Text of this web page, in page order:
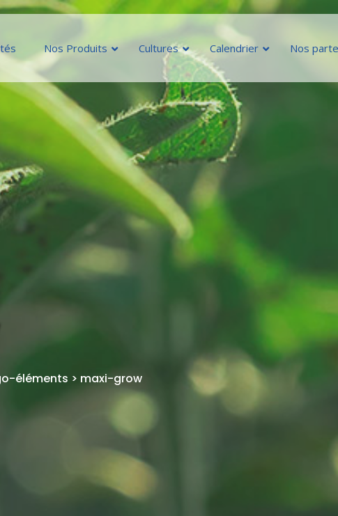
Nos Produits
Engrais liquide
FERTI TOP
CATS
KTS
THIO-SUL
Cultures Calendrier Nos
éléments > maxi-grow